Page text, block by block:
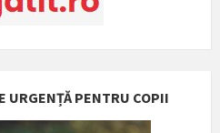
URGENȚĂ PENTRU COPII